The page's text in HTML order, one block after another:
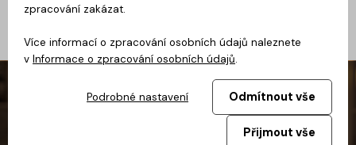
zpracování zakázat.
Více informací o zpracování osobních údajů naleznete
v Informace o zpracování osobních údajů.
Podrobné nastavení Odmítnout vše
Přijmout vše